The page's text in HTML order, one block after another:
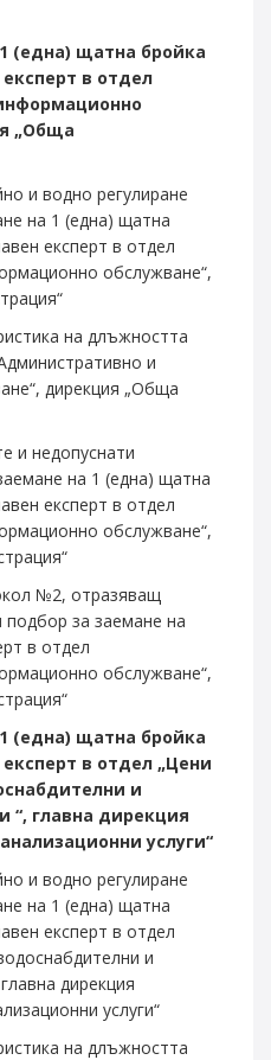
(една) щатна бройка
в отдел
„Обща
и водно регулиране
на 1 (една) щатна
експерт в отдел
обслужване“,
на длъжността
и
дирекция „Обща
и недопуснати
на 1 (една) щатна
експерт в отдел
обслужване“,
№2, отразяващ
подбор за заемане на
в отдел
обслужване“,
(една) щатна бройка
в отдел „Цени
и
“, главна дирекция
услуги“
и водно регулиране
на 1 (една) щатна
експерт в отдел
и
дирекция
услуги“
на длъжността